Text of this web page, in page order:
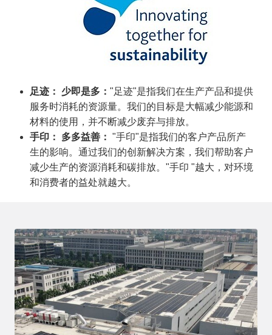
足迹： 少即是多： "足迹"是指我们在生产产品和提供
服务时消耗的资源量。我们的目标是大幅减少能源和
材料的使用，并不断减少废弃与排放。
手印： 多多益善： "手印"是指我们的客户产品所产
生的影响。通过我们的创新解决方案，我们帮助客户
减少生产的资源消耗和碳排放。"手印 "越大，对环境
和消费者的益处就越大。